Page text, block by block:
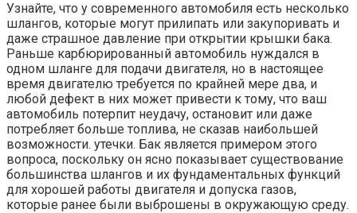
Узнайте, что у современного автомобиля есть несколько
шлангов, которые могут прилипать или закупоривать и
даже страшное давление при открытии крышки бака.
Раньше карбюрированный автомобиль нуждался в
одном шланге для подачи двигателя, но в настоящее
время двигателю требуется по крайней мере два, и
любой дефект в них может привести к тому, что ваш
автомобиль потерпит неудачу, остановит или даже
потребляет больше топлива, не сказав наибольшей
возможности. утечки. Бак является примером этого
вопроса, поскольку он ясно показывает существование
большинства шлангов и их фундаментальных функций
для хорошей работы двигателя и допуска газов,
которые ранее были выброшены в окружающую среду.